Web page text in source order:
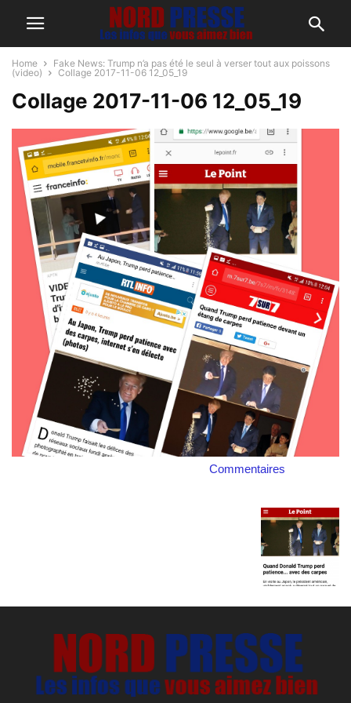
Home
Fake News: Trump n’a pas été le seul à verser tout aux poissons
(video)
Collage 2017-11-06 12_05_19
Collage 2017-11-06 12_05_19
Commentaires